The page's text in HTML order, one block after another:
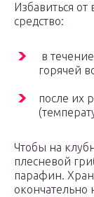
Избавиться
средство:
в
горячей
после их
Чтобы на
плесневой
парафин.
окончательно